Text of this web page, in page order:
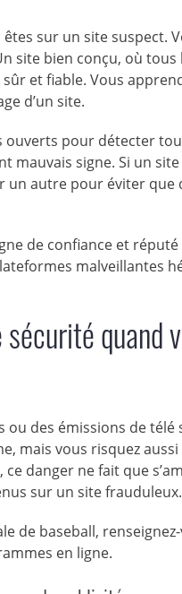
sur un site suspect.
site bien conçu, où
et fiable. Vous
d’un site.
ouverts pour détecter
mauvais signe. Si un
un autre pour éviter que
de confiance et
malveillantes
quand
ou des émissions de
mais vous risquez
ce danger ne fait que
sur un site frauduleux.
de baseball,
en ligne.